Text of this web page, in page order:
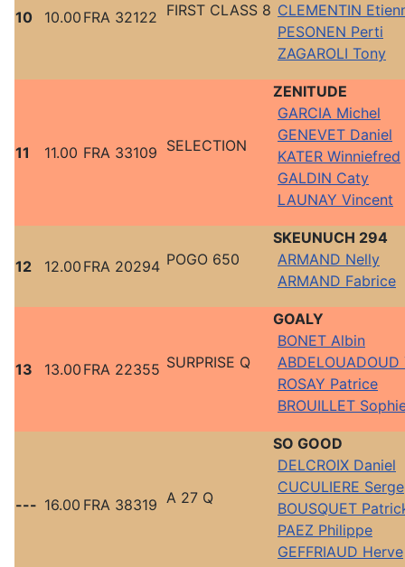
10 10.00 FRA 32122 FIRST CLASS 8 CLEMENTIN
PESONEN Perti
ZAGAROLI Tony
11 11.00 FRA 33109 SELECTION
ZENITUDE
GARCIA Michel
GENEVET Daniel
KATER Winniefred
GALDIN Caty
LAUNAY Vincent
12 12.00 FRA 20294 POGO 650
SKEUNUCH 294
ARMAND Nelly
ARMAND Fabrice
13 13.00 FRA 22355 SURPRISE Q
GOALY
BONET Albin
ABDELOUADOUD
ROSAY Patrice
BROUILLET
--- 16.00 FRA 38319 A 27 Q
SO GOOD
DELCROIX Daniel
CUCULIERE Serge
BOUSQUET
PAEZ Philippe
GEFFRIAUD Herve